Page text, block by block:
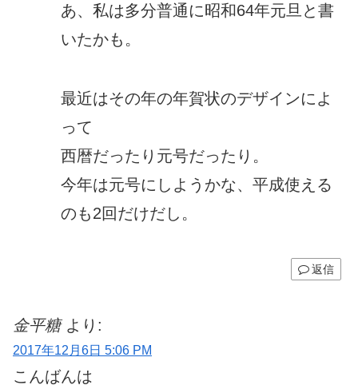
あ、私は多分普通に昭和64年元旦と書
いたかも。
最近はその年の年賀状のデザインによ
って
西暦だったり元号だったり。
今年は元号にしようかな、平成使える
のも2回だけだし。
返信
金平糖 より:
2017年12月6日 5:06 PM
こんばんは